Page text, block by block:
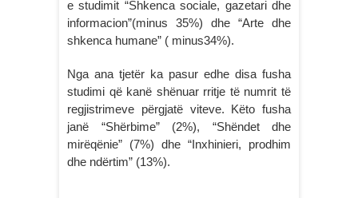
e studimit “Shkenca sociale, gazetari dhe
informacion”(minus 35%) dhe “Arte dhe
shkenca humane” ( minus34%).
Nga ana tjetër ka pasur edhe disa fusha
studimi që kanë shënuar rritje të numrit të
regjistrimeve përgjatë viteve. Këto fusha
janë “Shërbime” (2%), “Shëndet dhe
mirëqënie” (7%) dhe “Inxhinieri, prodhim
dhe ndërtim” (13%).